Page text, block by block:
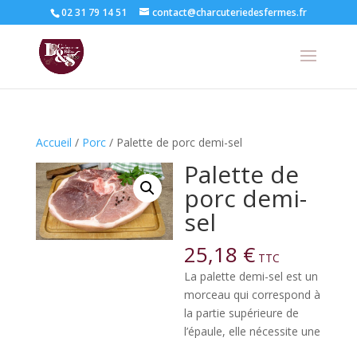
02 31 79 14 51 contact@charcuteriedesfermes.fr
Accueil / Porc/ Palette de porc demi-sel
Palette de
porc demi-
sel
25,18 € TTC
La palette demi-sel est un
morceau qui correspond à
la partie supérieure de
l’épaule, elle nécessite une